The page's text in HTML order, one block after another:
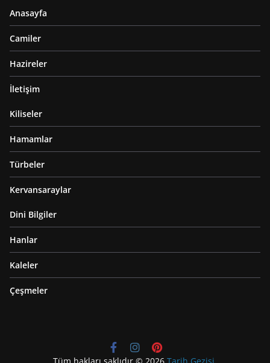
Anasayfa
Camiler
Hazireler
İletişim
Kiliseler
Hamamlar
Türbeler
Kervansaraylar
Dini Bilgiler
Hanlar
Kaleler
Çeşmeler